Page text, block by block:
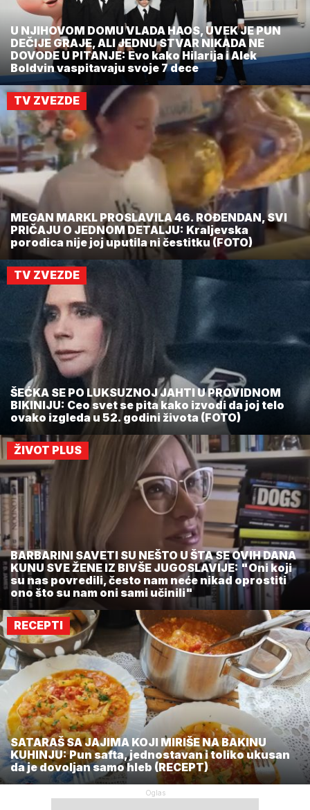
U NJIHOVOM DOMU VLADA HAOS, UVEK JE PUN
DEČIJE GRAJE, ALI JEDNU STVAR NIKADA NE
DOVODE U PITANJE: Evo kako Hilarija i Alek
Boldvin vaspitavaju svoje 7 dece
TV ZVEZDE
MEGAN MARKL PROSLAVILA 46. ROĐENDAN, SVI
PRIČAJU O JEDNOM DETALJU: Kraljevska
porodica nije joj uputila ni čestitku (FOTO)
TV ZVEZDE
ŠEĆKA SE PO LUKSUZNOJ JAHTI U PROVIDNOM
BIKINIJU: Ceo svet se pita kako izvodi da joj telo
ovako izgleda u 52. godini života (FOTO)
ŽIVOT PLUS
BARBARINI SAVETI SU NEŠTO U ŠTA SE OVIH DANA
KUNU SVE ŽENE IZ BIVŠE JUGOSLAVIJE: "Oni koji
su nas povredili, često nam neće nikad oprostiti
ono što su nam oni sami učinili"
RECEPTI
SATARAŠ SA JAJIMA KOJI MIRIŠE NA BAKINU
KUHINJU: Pun safta, jednostavan i toliko ukusan
da je dovoljan samo hleb (RECEPT)